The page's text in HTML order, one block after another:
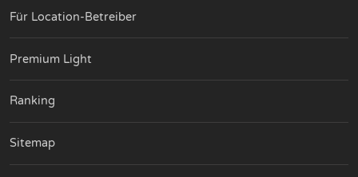
Für Location-Betreiber
Premium Light
Ranking
Sitemap